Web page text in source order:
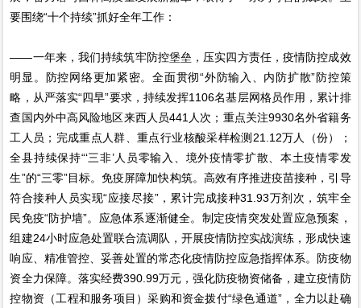
要围绕“十个持续”抓好全年工作：
——一年来，我们持续筑牢防控堡垒，压实四方责任，疫情防控成效
明显。防控网络更加紧密。全面贯彻“外防输入、内防扩散”防控策
略，从严落实“四早”要求，持续发挥1106名基层网格员作用，累计排
查国内外中高风险地区来西人员441人次；重点关注9930名外省籍务
工人员；完成重点人群、重点行业核酸采样检测21.12万人（份）；
全县持续保持“‘三非’人员零输入、境外疫情零扩散、本土疫情零发
生”的“三零”目标。免疫屏障加快构筑。高效有序推进疫苗接种，引导
符合接种人员实现“应接尽接”，累计完成接种31.93万剂次，筑牢全
民免疫“防护墙”。应急体系逐渐健全。制定疫情突发处置应急预案，
组建24小时应急处置联合流调队，开展疫情防控实战演练，形成快速
响应、精准管控、妥善处置的常态化疫情防控应急指挥体系。防疫物
资全力保障。落实经费390.99万元，强化防疫物资储备，建立疫情防
控物资（工程和服务项目）采购和资金拨付“绿色通道”，全力以赴确